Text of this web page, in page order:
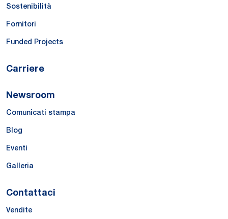
Sostenibilità
Fornitori
Funded Projects
Carriere
Newsroom
Comunicati stampa
Blog
Eventi
Galleria
Contattaci
Vendite